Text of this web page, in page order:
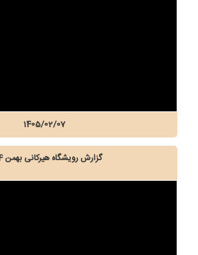
1405/02/07
گزارش رویشگاه هیرکانی بهمن 1404